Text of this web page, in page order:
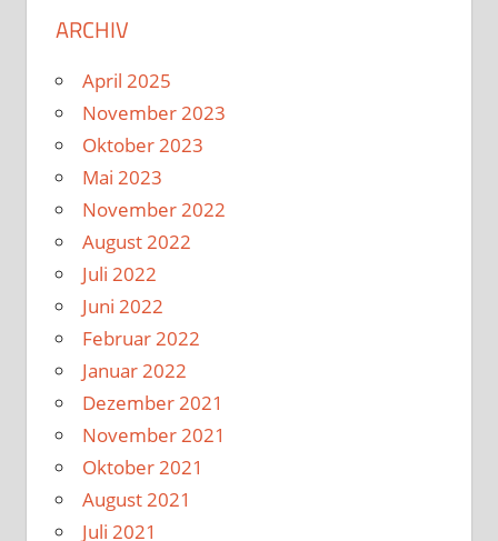
ARCHIV
April 2025
November 2023
Oktober 2023
Mai 2023
November 2022
August 2022
Juli 2022
Juni 2022
Februar 2022
Januar 2022
Dezember 2021
November 2021
Oktober 2021
August 2021
Juli 2021